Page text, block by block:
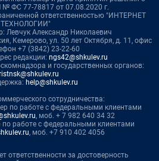
№ ФС 77-78817 от 07.08.2020 г.
ответственностью "ИНТЕРНЕТ
ТЕХНОЛОГИИ"
Левчук Александр Николаевич
Кемерово, ул. 50 лет Октября, д. 11, офис
+7 (3842) 23-22-60
редакции: ngs42@shkulev.ru
и государственных органов:
help@shkulev.ru
сотрудничества:
по работе с федеральными клиентами
, моб. + 7 982 640 34 32
по работе с федеральными клиентами
, моб. +7 910 402 4056
ответственности за достоверность